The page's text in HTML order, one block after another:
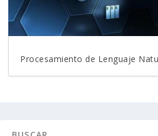
Procesamiento de Lenguaje